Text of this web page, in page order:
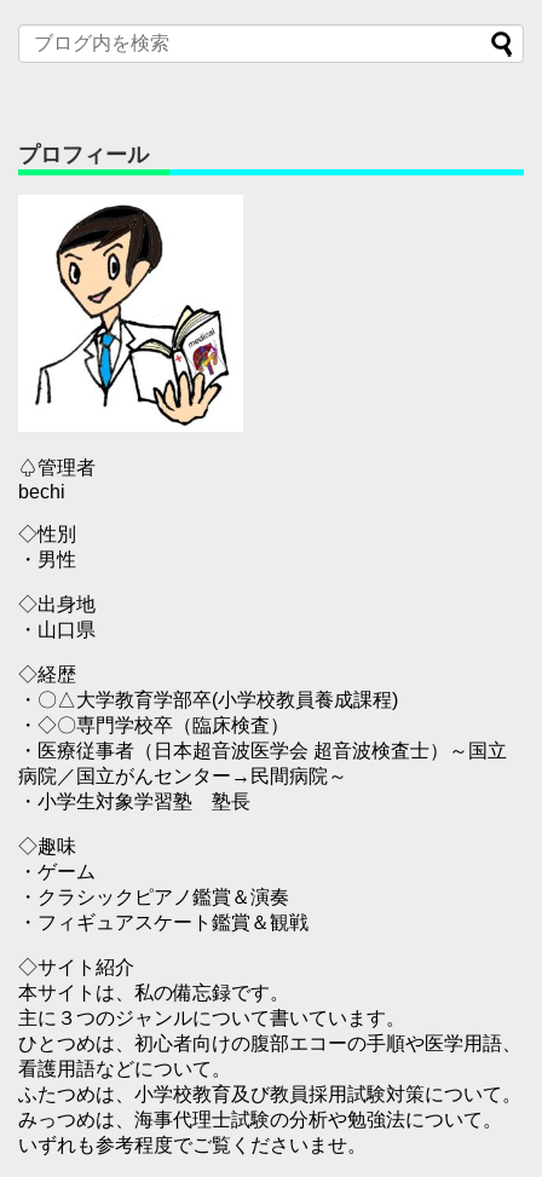
プロフィール
♤管理者
bechi
◇性別
・男性
◇出身地
・山口県
◇経歴
・〇△大学教育学部卒(小学校教員養成課程)
・◇〇専門学校卒（臨床検査）
・医療従事者（日本超音波医学会 超音波検査士）～国立
病院／国立がんセンター→民間病院～
・小学生対象学習塾 塾長
◇趣味
・ゲーム
・クラシックピアノ鑑賞＆演奏
・フィギュアスケート鑑賞＆観戦
◇サイト紹介
本サイトは、私の備忘録です。
主に３つのジャンルについて書いています。
ひとつめは、初心者向けの腹部エコーの手順や医学用語、
看護用語などについて。
ふたつめは、小学校教育及び教員採用試験対策について。
みっつめは、海事代理士試験の分析や勉強法について。
いずれも参考程度でご覧くださいませ。